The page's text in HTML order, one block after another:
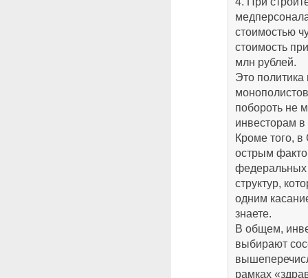
стоимостью
стоимость
млн рублей.
Это
побороть не
инвесторам в
Кроме того, в
острым
федеральных
структур,
одним
знаете.
В общем,
выбирают
рамках